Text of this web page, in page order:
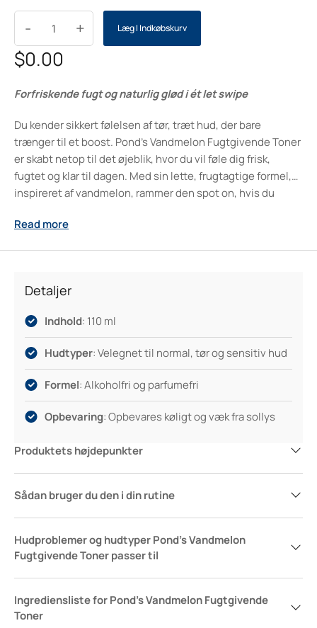
+
- Læg I Indkøbskurv
$0.00
Forfriskende fugt og naturlig glød i ét let swipe
Du kender sikkert følelsen af tør, træt hud, der bare
trænger til et boost. Pond’s Vandmelon Fugtgivende Toner
er skabt netop til det øjeblik, hvor du vil føle dig frisk,
fugtet og klar til dagen. Med sin lette, frugtagtige formel,
inspireret af vandmelon, rammer den spot on, hvis du
en ny favorit i din rutine, fordi den tilfører synlig glød,
forvandles fra mat til fuld af liv. Det er den følelse, der
følger med, hver gang du rækker ud efter denne toner.
Read more
Detaljer
Indhold: 110 ml
Hudtyper: Velegnet til normal, tør og sensitiv hud
Formel: Alkoholfri og parfumefri
Opbevaring: Opbevares køligt og væk fra sollys
Produktets højdepunkter
Sådan bruger du den i din rutine
Hudproblemer og hudtyper Pond’s Vandmelon
Fugtgivende Toner passer til
Ingrediensliste for Pond’s Vandmelon Fugtgivende
Toner